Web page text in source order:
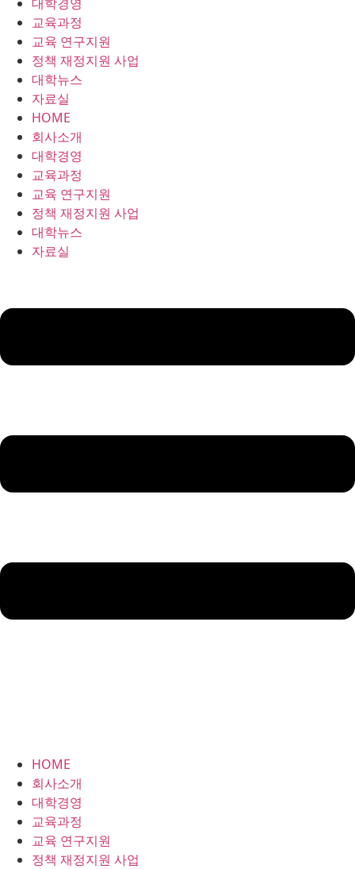
교육과정
교육 연구지원
정책 재정지원 사업
대학뉴스
자료실
HOME
회사소개
대학경영
교육과정
교육 연구지원
정책 재정지원 사업
대학뉴스
자료실
HOME
회사소개
대학경영
교육과정
교육 연구지원
정책 재정지원 사업